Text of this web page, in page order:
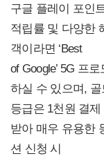
구글 플레이 포인
적립률 및 다양한
객이라면 ‘Best
of Google’ 5G 프
하실 수 있으며, 골
등급은 1천원 결
받아 매우 유용한
션 신청 시